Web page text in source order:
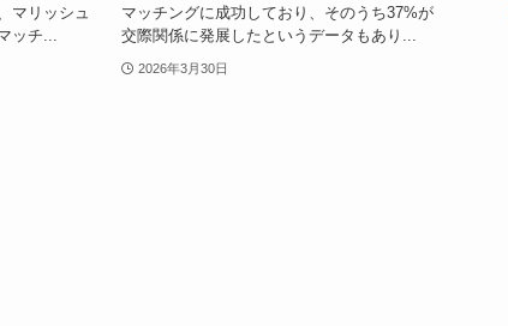
マリッシュ
ッチ...
マッチングに成功しており、そのうち37%が
交際関係に発展したというデータもあり...
2026年3月30日